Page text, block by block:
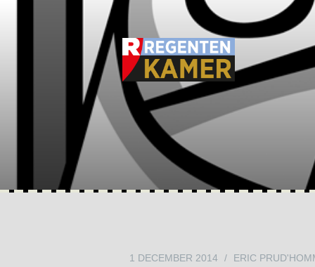
1 DECEMBER 2014 / ERIC